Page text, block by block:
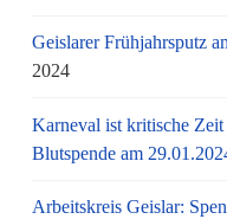
Geislarer Frühjahrsputz
2024
Karneval ist kritische
Blutspende am
Arbeitskreis Geislar: